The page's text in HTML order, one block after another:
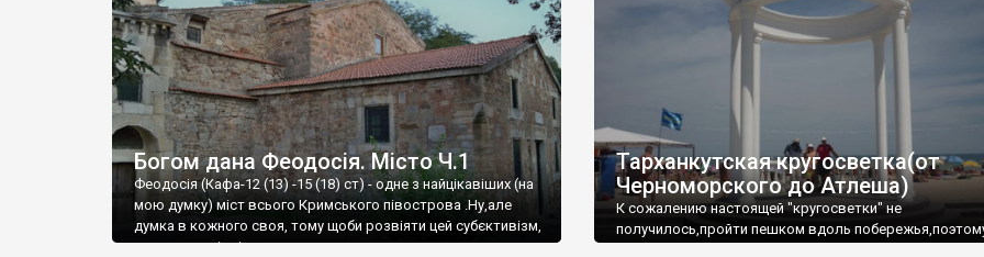
Богом дана Феодосія. Місто Ч.1
Феодосія (Кафа-12 (13) -15 (18) ст) - одне з найцікавіших (на
мою думку) міст всього Кримського півострова .Ну,але
думка в кожного своя, тому щоби розвіяти цей субєктивізм,
запрошую відвідати це
Тарханкутская кругосветка(от
Черноморского до Атлеша)
К сожалению настоящей "кругосветки" не
получилось,пройти пешком вдоль